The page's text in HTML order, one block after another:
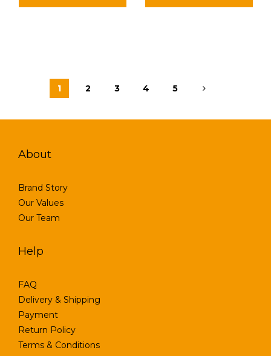
1 2 3 4 5
About
Brand Story
Our Values
Our Team
Help
FAQ
Delivery & Shipping
Payment
Return Policy
Terms & Conditions